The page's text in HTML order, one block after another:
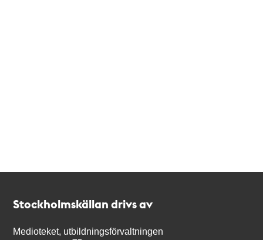
Stockholmskällan drivs av
Medioteket, utbildningsförvaltningen